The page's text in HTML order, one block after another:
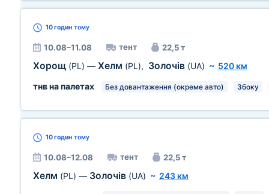
10 годин тому
10.08–11.08 тент 22,5 т
Хорощ (PL) — Хелм (PL), Золочів (UA) ~ 520 км
тнв на палетах
Без довантаження (окреме авто) Збоку
10 годин тому
10.08–12.08 тент 22,5 т
Хелм (PL) — Золочів (UA) ~ 243 км